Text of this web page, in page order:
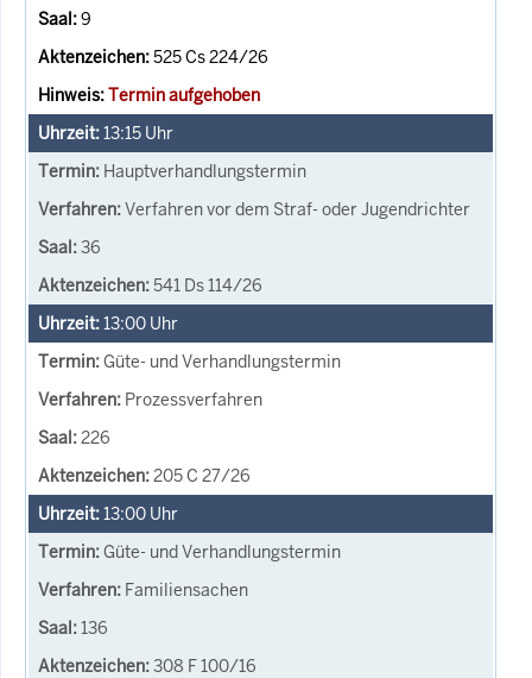
9
525 Cs 224/26
Termin aufgehoben
13:15 Uhr
Hauptverhandlungstermin
Verfahren vor dem Straf- oder Jugendrichter
36
541 Ds 114/26
13:00 Uhr
Güte- und Verhandlungstermin
Prozessverfahren
226
205 C 27/26
13:00 Uhr
Güte- und Verhandlungstermin
Familiensachen
136
308 F 100/16